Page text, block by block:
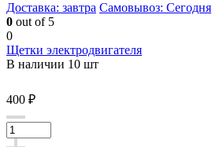
Доставка: завтра Самовывоз: Сегодня
0 out of 5
0
Щетки электродвигателя
В наличии 10 шт
400 ₽